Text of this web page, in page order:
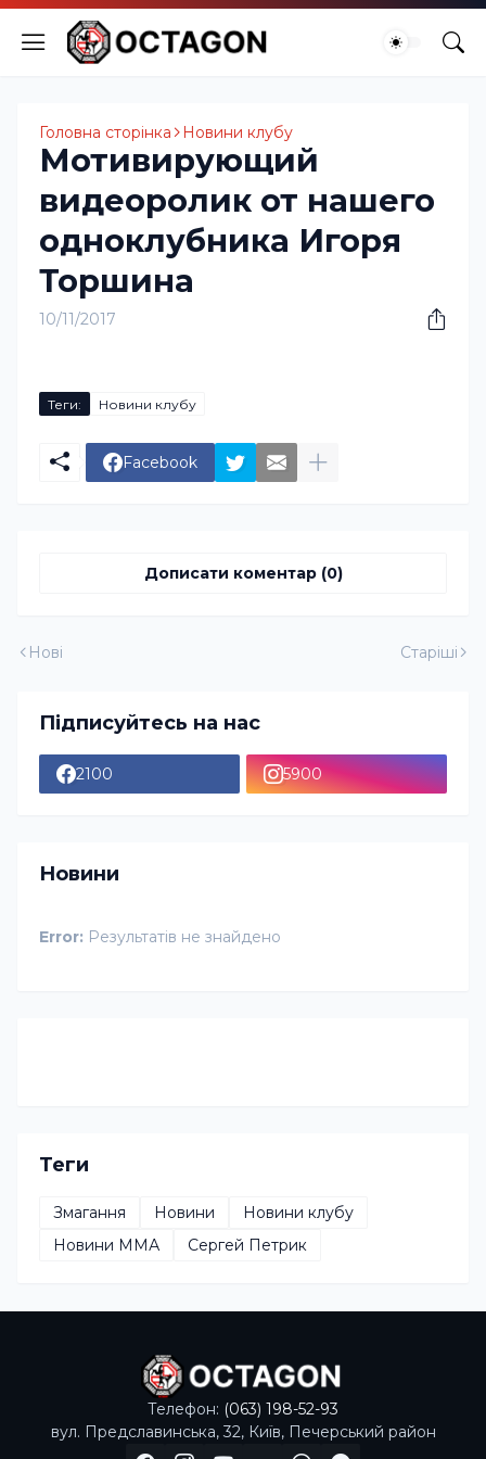
Головна сторінка Новини клубу
Мотивирующий
видеоролик от нашего
одноклубника Игоря
Торшина
10/11/2017
Теги: Новини клубу
Facebook
Дописати коментар (0)
Нові Старіші
Підписуйтесь на нас
2100 5900
Новини
Error: Результатів не знайдено
Теги
Змагання Новини
Новини клубу
Новини ММА
Сергей Петрик
Телефон: (063) 198-52-93
вул. Предславинська, 32, Київ, Печерський район